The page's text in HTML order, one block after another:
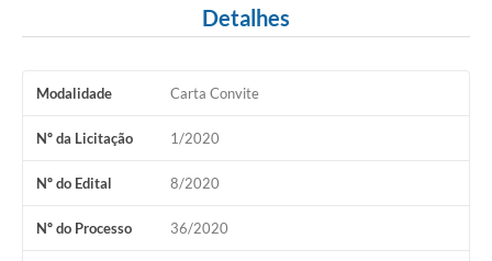
Contratos
Obras
Contas Públicas
Detalhes
Modalidade Carta Convite
Nº da Licitação 1/2020
Nº do Edital 8/2020
Nº do Processo 36/2020